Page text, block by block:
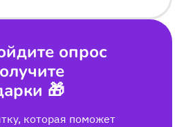
опрос
🎁
которая поможет